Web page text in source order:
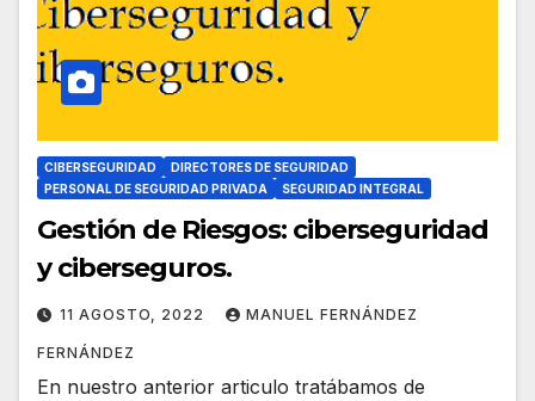
CIBERSEGURIDAD
DIRECTORES DE SEGURIDAD
PERSONAL DE SEGURIDAD PRIVADA
SEGURIDAD INTEGRAL
Gestión de Riesgos: ciberseguridad
y ciberseguros.
11 AGOSTO, 2022 MANUEL FERNÁNDEZ
FERNÁNDEZ
En nuestro anterior articulo tratábamos de